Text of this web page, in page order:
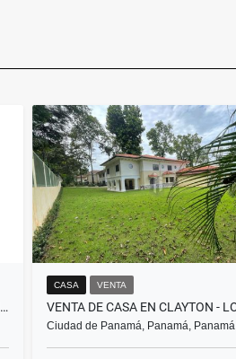
LOTE EN VIA PRINCIPAL TRANSISTMICA CHILIBRE CON GALERA Y OFICINA
CASA VENTA
Ciudad de Panamá, Panamá, Panamá